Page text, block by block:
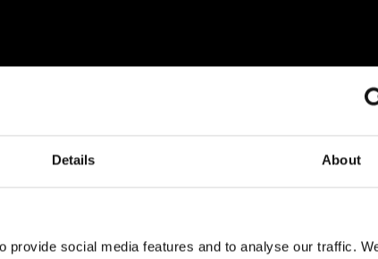
Details About
provide social media features and to analyse our traffic.